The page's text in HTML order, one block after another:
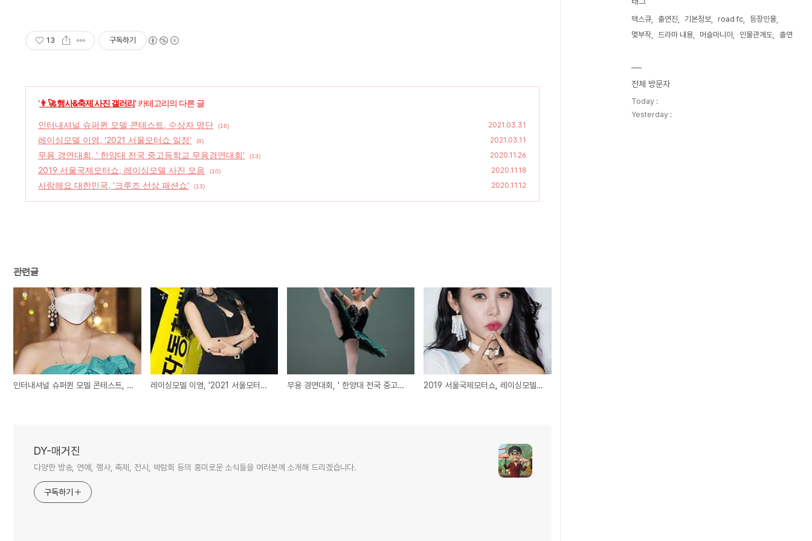
13 구독하기
'👨‍🚀 행사&축제 사진 갤러리' 카테고리의 다른 글
인터내셔널 슈퍼퀸 모델 콘테스트, 수상자 명단 (16) 2021.03.31
레이싱모델 이영, '2021 서울모터쇼 일정' (8) 2021.03.11
무용 경연대회, ' 한양대 전국 중고등학교 무용경연대회' (13) 2020.11.26
2019 서울국제모터쇼, 레이싱모델 사진 모음 (10) 2020.11.18
사랑해요 대한민국, '크루즈 선상 패션쇼' (13) 2020.11.12
관련글
인터내셔널 슈퍼퀸 모델 콘테스트, 수상자 명단 레이싱모델 이영, '2021 서울모터쇼 일정' 무용 경연대회, ' 한양대 전국 중고등학교 무용경연대회' 2019 서울국제모터쇼, 레이싱모델 사진 모음
DY-매거진
다양한 방송, 연예, 행사, 축제, 전시, 박람회 등의 흥미로운 소식들을 여러분께 소개해 드리겠습니다.
구독하기
맥스큐 출연진 기본정보 road fc
등장인물
몇부작
드라마 내용 머슬마니아 인물관계도 출연
전체 방문자
Today :
Yesterday :